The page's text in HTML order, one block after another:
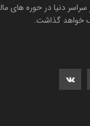
سراسر دنیا در حوره های
خواهد گذاشت.